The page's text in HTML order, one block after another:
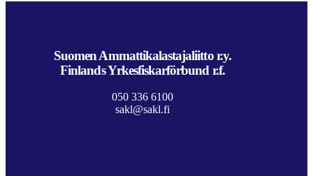
Suomen Ammattikalastajaliitto r.y.
Finlands Yrkesfiskarförbund r.f.
050 336 6100
sakl@sakl.fi